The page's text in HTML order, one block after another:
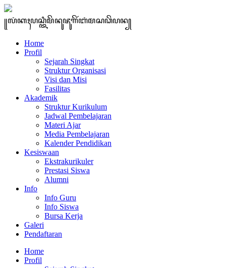
꧋ꦭꦁꦏꦃꦥꦱ꧀ꦠꦶꦩꦼꦤꦸꦗꦸꦒꦼꦂꦧꦁꦩꦱꦣꦼꦥꦤ꧀
Home
Profil
Sejarah Singkat
Struktur Organisasi
Visi dan Misi
Fasilitas
Akademik
Struktur Kurikulum
Jadwal Pembelajaran
Materi Ajar
Media Pembelajaran
Kalender Pendidikan
Kesiswaan
Ekstrakurikuler
Prestasi Siswa
Alumni
Info
Info Guru
Info Siswa
Bursa Kerja
Galeri
Pendaftaran
Home
Profil